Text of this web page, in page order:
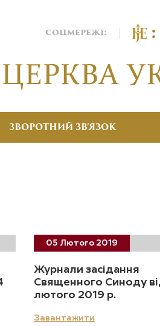
соцмережі:
ЗВОРОТНИЙ ЗВ’ЯЗОК
05 Лютого 2019
Журнали засідання
Священного Синоду
лютого 2019 р.
Завантажити